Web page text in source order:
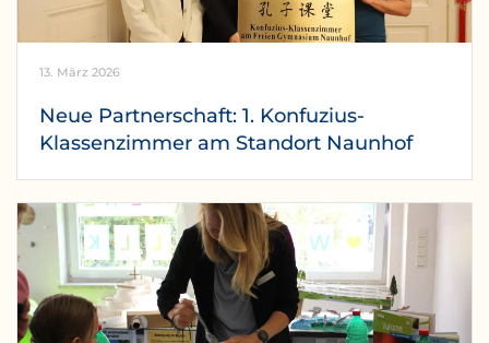
13. März 2026
Neue Partnerschaft: 1. Konfuzius-
Klassenzimmer am Standort Naunhof